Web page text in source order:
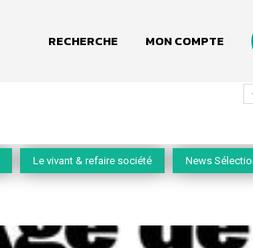
RECHERCHE MON COMPTE
Le vivant & refaire société News